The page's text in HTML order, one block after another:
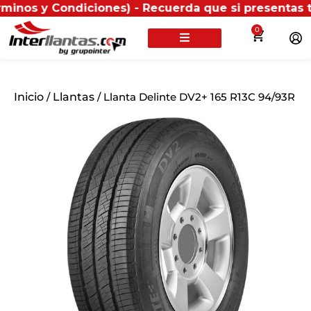
y Condiciones) - Recuerda que si presentas tu
0
Inicio / Llantas / Llanta Delinte DV2+ 165 R13C 94/93R